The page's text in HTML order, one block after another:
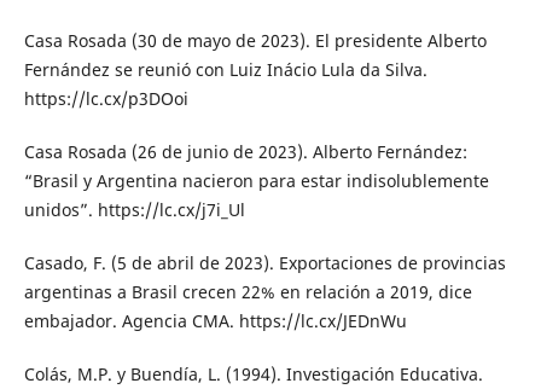
Casa Rosada (30 de mayo de 2023). El presidente Alberto
Fernández se reunió con Luiz Inácio Lula da Silva.
https://lc.cx/p3DOoi
Casa Rosada (26 de junio de 2023). Alberto Fernández:
“Brasil y Argentina nacieron para estar indisolublemente
unidos”. https://lc.cx/j7i_Ul
Casado, F. (5 de abril de 2023). Exportaciones de provincias
argentinas a Brasil crecen 22% en relación a 2019, dice
embajador. Agencia CMA. https://lc.cx/JEDnWu
Colás, M.P. y Buendía, L. (1994). Investigación Educativa.